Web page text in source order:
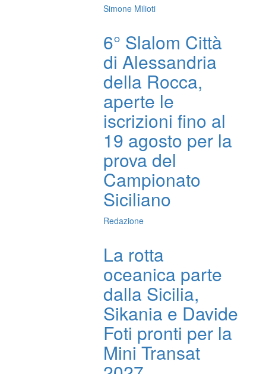
Simone Milioti
6° Slalom Città
di Alessandria
della Rocca,
aperte le
iscrizioni fino al
19 agosto per la
prova del
Campionato
Siciliano
Redazione
La rotta
oceanica parte
dalla Sicilia,
Sikania e Davide
Foti pronti per la
Mini Transat